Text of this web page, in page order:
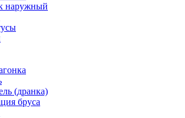
наружный
(дранка)
бруса